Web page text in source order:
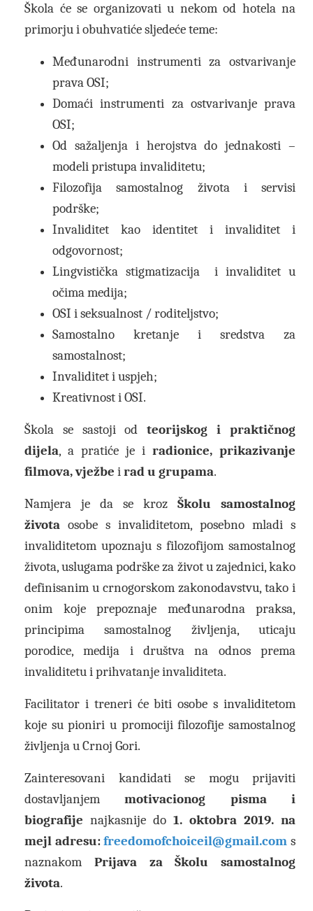
Škola će se organizovati u nekom od hotela na
primorju i obuhvatiće sljedeće teme:
Međunarodni instrumenti za ostvarivanje
prava OSI;
Domaći instrumenti za ostvarivanje prava
OSI;
Od sažaljenja i herojstva do jednakosti –
modeli pristupa invaliditetu;
Filozofija samostalnog života i servisi
podrške;
Invaliditet kao identitet i invaliditet i
odgovornost;
Lingvistička stigmatizacija i invaliditet u
očima medija;
OSI i seksualnost / roditeljstvo;
Samostalno kretanje i sredstva za
samostalnost;
Invaliditet i uspjeh;
Kreativnost i OSI.
Škola se sastoji odteorijskog i praktičnog
dijela, a pratiće je i radionice, prikazivanje
filmova, vježbe irad u grupama.
Namjera je da se kroz Školu samostalnog
života osobe s invaliditetom, posebno mladi s
invaliditetom upoznaju s filozofijom samostalnog
života, uslugama podrške za život u zajednici, kako
definisanim u crnogorskom zakonodavstvu, tako i
onim koje prepoznaje međunarodna praksa,
principima samostalnog življenja, uticaju
porodice, medija i društva na odnos prema
invaliditetu i prihvatanje invaliditeta.
Facilitator i treneri će biti osobe s invaliditetom
koje su pioniri u promociji filozofije samostalnog
življenja u Crnoj Gori.
Zainteresovani kandidati se mogu prijaviti
dostavljanjemmotivacionog pisma i
biografije najkasnije do 1. oktobra 2019. na
mejl adresu: freedomofchoiceil@gmail.com s
naznakom Prijava za
Školu samostalnog
života.